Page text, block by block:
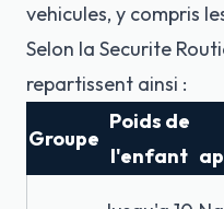
vehicules, y compris
Selon la Securite
repartissent ainsi :
Groupe
Poids de
l'enfant